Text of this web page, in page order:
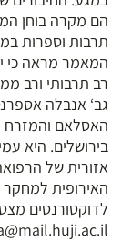
הם מקרה בוחן
תרבות וספרות
המאמר מראה כי
רב תרבותי ורב
גב‘ אנבלה
האסלאם והמזרח
בירושלים. היא
אזורית של
האירופית למחקר
לדוקטורנטים